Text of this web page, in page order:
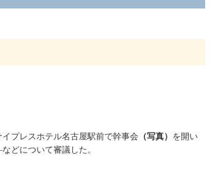
プレスホテル名古屋駅前で幹事会 （写真） を開い
どについて審議した。